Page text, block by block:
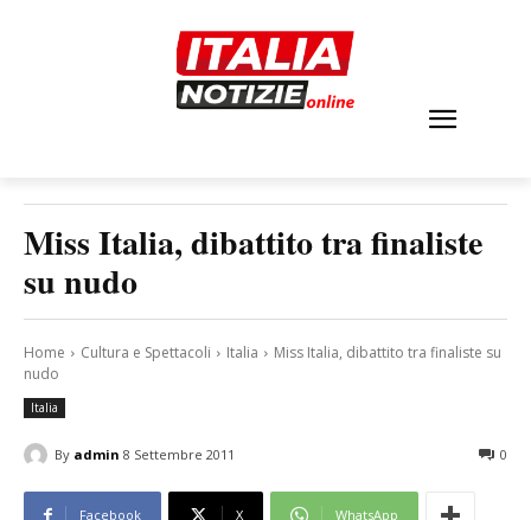
Miss Italia, dibattito tra finaliste
su nudo
Home Cultura e Spettacoli Italia
Miss Italia, dibattito tra finaliste su
nudo
Italia
By admin 8 Settembre 2011 0
Facebook X WhatsApp